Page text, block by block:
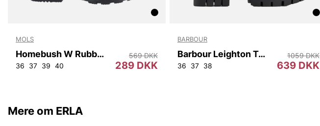
92 104
MOLS
Homebush W Rubber Boot
36 37 39 40 289 DKK
569 DKK
BARBOUR
Barbour Leighton Tall Welly
36 37 38 639 DKK
1059 DKK
Mere om ERLA